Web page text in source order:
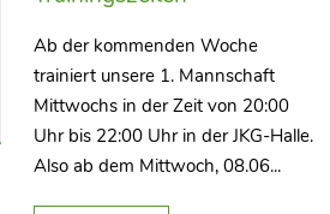
Ab der kommenden Woche
trainiert unsere 1. Mannschaft
Mittwochs in der Zeit von 20:00
Uhr bis 22:00 Uhr in der JKG-Halle.
Also ab dem Mittwoch, 08.06...